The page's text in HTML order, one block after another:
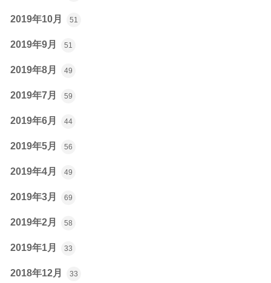
2019年10月 51
2019年9月 51
2019年8月 49
2019年7月 59
2019年6月 44
2019年5月 56
2019年4月 49
2019年3月 69
2019年2月 58
2019年1月 33
2018年12月 33